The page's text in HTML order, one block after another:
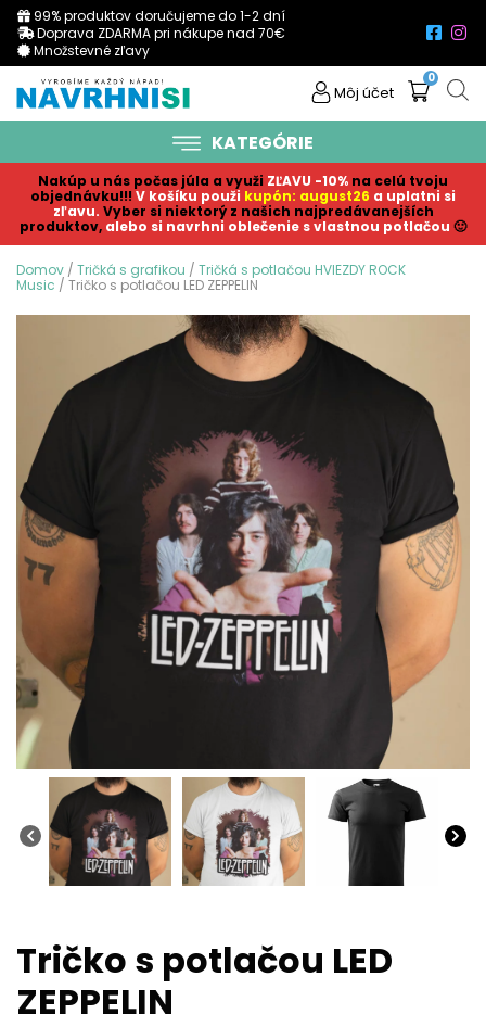
99% produktov doručujeme do 1-2 dní
Doprava ZDARMA pri nákupe nad 70€
Množstevné zľavy
Môj účet
0
KATEGÓRIE
Nakúp u nás počas júla a využi ZĽAVU -10% na celú tvoju
objednávku!!! V košíku použi kupón: august26 a uplatni si
zľavu. Vyber si niektorý z našich najpredávanejších
produktov, alebo si navrhni oblečenie s vlastnou potlačou 🙂
Domov / Tričká s grafikou / Tričká s potlačou HVIEZDY ROCK
Music / Tričko s potlačou LED ZEPPELIN
Tričko s potlačou LED
ZEPPELIN